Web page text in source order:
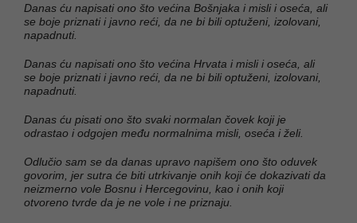
Danas ću napisati ono što većina Bošnjaka i misli i oseća, ali
se boje priznati i javno reći, da ne bi bili optuženi, izolovani,
napadnuti.
Danas ću napisati ono što većina Hrvata i misli i oseća, ali
se boje priznati i javno reći, da ne bi bili optuženi, izolovani,
napadnuti.
Danas ću pisati ono što svaki normalan čovek koji je
odrastao i odgojen među normalnima misli, oseća i želi.
Odlučio sam se da danas upravo napišem ono što oduvek
govorim, jer sutra će biti utrkivanje onih koji će dokazivati da
neizmerno vole Bosnu i Hercegovinu, kao i onih koji
otvoreno tvrde da je ne vole i ne priznaju.